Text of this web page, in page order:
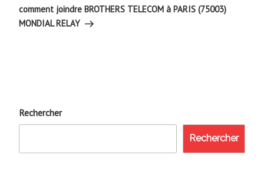
suivant
comment joindre BROTHERS TELECOM à PARIS (75003)
MONDIAL RELAY
Rechercher
Rechercher